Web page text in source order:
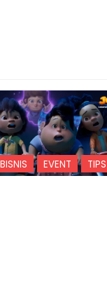
BISNIS EVENT TIPS